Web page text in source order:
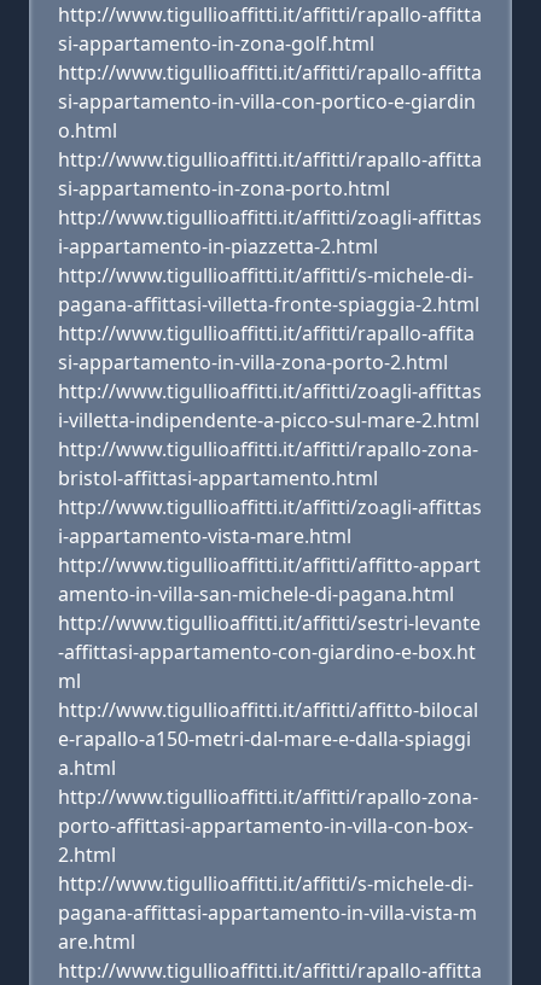
http://www.tigullioaffitti.it/affitti/rapallo-affitta
si-appartamento-in-zona-golf.html
http://www.tigullioaffitti.it/affitti/rapallo-affitta
si-appartamento-in-villa-con-portico-e-giardin
o.html
http://www.tigullioaffitti.it/affitti/rapallo-affitta
si-appartamento-in-zona-porto.html
http://www.tigullioaffitti.it/affitti/zoagli-affittas
i-appartamento-in-piazzetta-2.html
http://www.tigullioaffitti.it/affitti/s-michele-di-
pagana-affittasi-villetta-fronte-spiaggia-2.html
http://www.tigullioaffitti.it/affitti/rapallo-affita
si-appartamento-in-villa-zona-porto-2.html
http://www.tigullioaffitti.it/affitti/zoagli-affittas
i-villetta-indipendente-a-picco-sul-mare-2.html
http://www.tigullioaffitti.it/affitti/rapallo-zona-
bristol-affittasi-appartamento.html
http://www.tigullioaffitti.it/affitti/zoagli-affittas
i-appartamento-vista-mare.html
http://www.tigullioaffitti.it/affitti/affitto-appart
amento-in-villa-san-michele-di-pagana.html
http://www.tigullioaffitti.it/affitti/sestri-levante
-affittasi-appartamento-con-giardino-e-box.ht
ml
http://www.tigullioaffitti.it/affitti/affitto-bilocal
e-rapallo-a150-metri-dal-mare-e-dalla-spiaggi
a.html
http://www.tigullioaffitti.it/affitti/rapallo-zona-
porto-affittasi-appartamento-in-villa-con-box-
2.html
http://www.tigullioaffitti.it/affitti/s-michele-di-
pagana-affittasi-appartamento-in-villa-vista-m
are.html
http://www.tigullioaffitti.it/affitti/rapallo-affitta